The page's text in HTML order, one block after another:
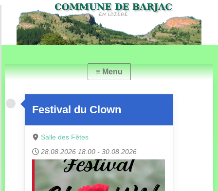
Festival du Clown
Salle des Fêtes
28.08.2026 18:00 - 30.08.2026